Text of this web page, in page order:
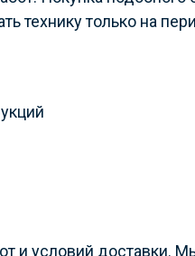
технику только на
и условий доставки.